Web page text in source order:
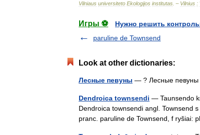
Vilniaus universiteto Ekologijos institutas . – Vilnius :
Игры ⚽
Нужно решить
paruline de Townsend
Look at other dictionaries:
Лесные певуны — ? Лесные
Dendroica townsendi — Taunsendo
Dendroica townsendi angl. Townsend
pranc. paruline de Townsend, f